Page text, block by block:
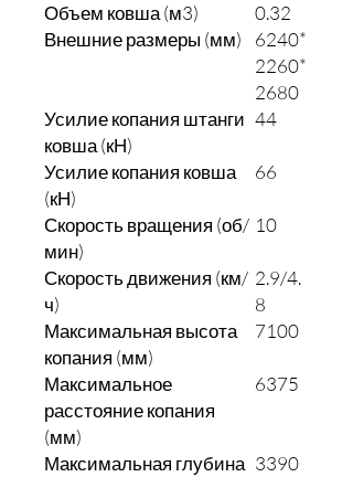
Объем ковша (м3)
0.32
Внешние размеры (мм)
6240*
2260*
2680
Усилие копания штанги
ковша (кН)
44
Усилие копания ковша
(кН)
66
Скорость вращения (об/
мин)
10
Скорость движения (км/
ч)
2.9/4.
8
Максимальная высота
копания (мм)
7100
Максимальное
расстояние копания
(мм)
6375
Максимальная глубина 3390